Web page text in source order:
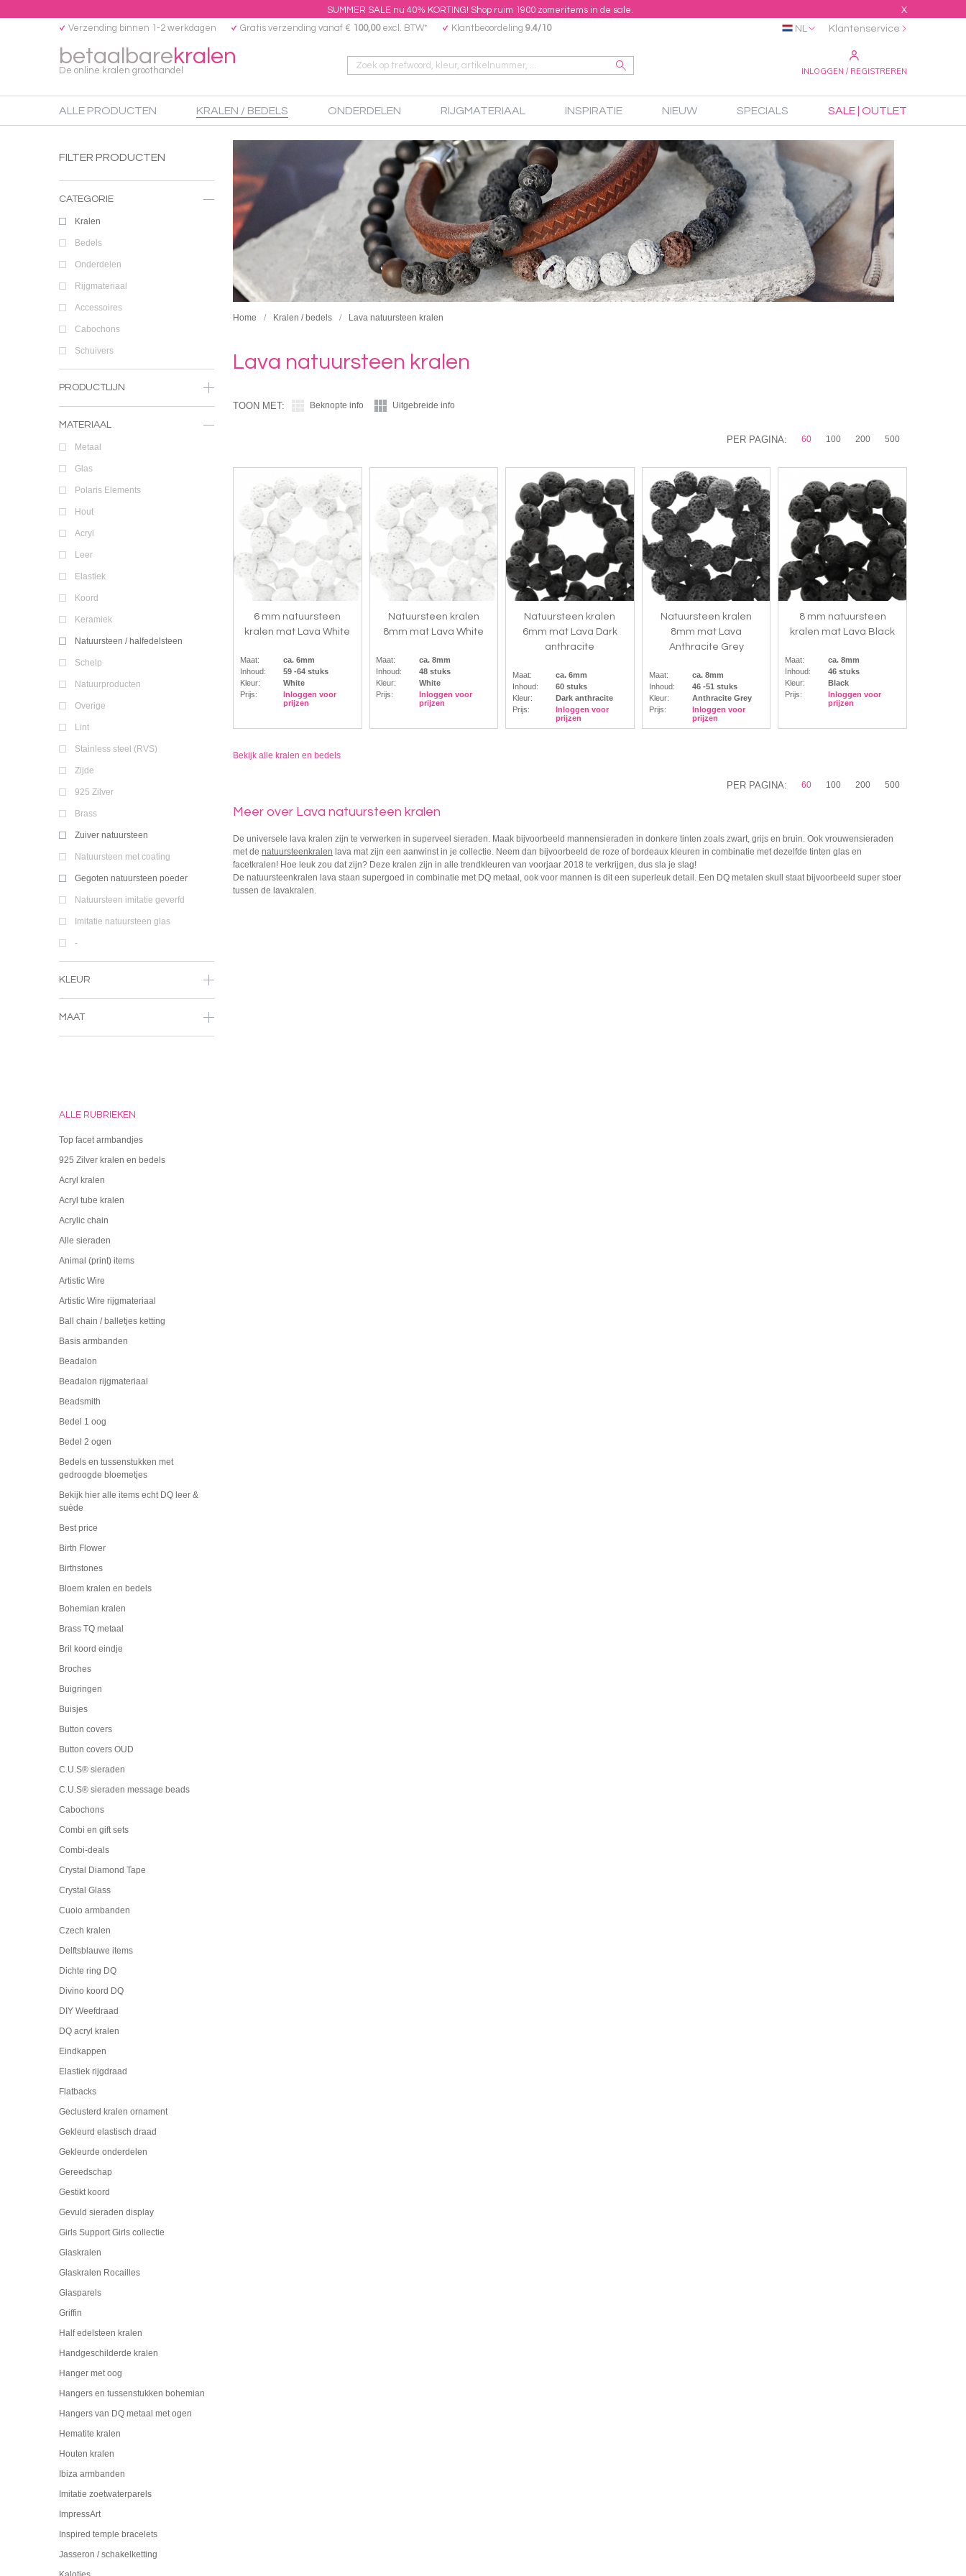
SUMMER SALE nu 40% KORTING! Shop ruim 1900 zomeritems in de sale. X
betaalbarekralen
De online kralen groothandel
Verzending binnen 1-2 werkdagen Gratis verzending vanaf € 100,00excl. BTW* Klantbeoordeling 9.4/10
INLOGGEN / REGISTREREN
NL Klantenservice
ALLE PRODUCTEN KRALEN / BEDELS ONDERDELEN RIJGMATERIAAL INSPIRATIE NIEUW SPECIALS SALE | OUTLET
FILTER PRODUCTEN
CATEGORIE
Kralen
Bedels
Onderdelen
Rijgmateriaal
Accessoires
Cabochons
Schuivers
PRODUCTLIJN
MATERIAAL
Metaal
Glas
Polaris Elements
Hout
Acryl
Leer
Elastiek
Koord
Keramiek
Natuursteen / halfedelsteen
Schelp
Natuurproducten
Overige
Lint
Stainless steel (RVS)
Zijde
925 Zilver
Brass
Zuiver natuursteen
Natuursteen met coating
Gegoten natuursteen poeder
Natuursteen imitatie geverfd
Imitatie natuursteen glas
-
KLEUR
MAAT
ALLE RUBRIEKEN
Top facet armbandjes
925 Zilver kralen en bedels
Acryl kralen
Acryl tube kralen
Acrylic chain
Alle sieraden
Animal (print) items
Artistic Wire
Artistic Wire rijgmateriaal
Ball chain / balletjes ketting
Basis armbanden
Beadalon
Beadalon rijgmateriaal
Beadsmith
Bedel 1 oog
Bedel 2 ogen
Bedels en tussenstukken met
gedroogde bloemetjes
Bekijk hier alle items echt DQ leer &
suède
Best price
Birth Flower
Birthstones
Bloem kralen en bedels
Bohemian kralen
Brass TQ metaal
Bril koord eindje
Broches
Buigringen
Buisjes
Button covers
Button covers OUD
C.U.S® sieraden
C.U.S® sieraden message beads
Cabochons
Combi en gift sets
Combi-deals
Crystal Diamond Tape
Crystal Glass
Cuoio armbanden
Czech kralen
Delftsblauwe items
Dichte ring DQ
Divino koord DQ
DIY Weefdraad
DQ acryl kralen
Eindkappen
Elastiek rijgdraad
Flatbacks
Geclusterd kralen ornament
Gekleurd elastisch draad
Gekleurde onderdelen
Gereedschap
Gestikt koord
Gevuld sieraden display
Girls Support Girls collectie
Glaskralen
Glaskralen Rocailles
Glasparels
Griffin
Half edelsteen kralen
Handgeschilderde kralen
Hanger met oog
Hangers en tussenstukken bohemian
Hangers van DQ metaal met ogen
Hematite kralen
Houten kralen
Ibiza armbanden
Imitatie zoetwaterparels
ImpressArt
Inspired temple bracelets
Jasseron / schakelketting
Home Kralen / bedels Lava natuursteen kralen
Lava natuursteen kralen
TOON MET: Beknopte info Uitgebreide info
PER PAGINA: 60 100 200 500
6 mm natuursteen
kralen mat Lava White
Maat:
ca. 6mm
Inhoud:
59 -64 stuks
Kleur:
White
Prijs:
Inloggen voor
prijzen
Natuursteen kralen
8mm mat Lava White
Maat:
ca. 8mm
Inhoud:
48 stuks
Kleur:
White
Prijs:
Inloggen voor
prijzen
Natuursteen kralen
6mm mat Lava Dark
anthracite
Maat:
ca. 6mm
Inhoud:
60 stuks
Kleur:
Dark anthracite
Prijs:
Inloggen voor
prijzen
Natuursteen kralen
8mm mat Lava
Anthracite Grey
Maat:
ca. 8mm
Inhoud:
46 -51 stuks
Kleur:
Anthracite Grey
Prijs:
Inloggen voor
prijzen
8 mm natuursteen
kralen mat Lava Black
Maat:
ca. 8mm
Inhoud:
46 stuks
Kleur:
Black
Prijs:
Inloggen voor
prijzen
Bekijk alle kralen en bedels
60 100 200 500
PER PAGINA:
Meer over Lava natuursteen kralen
De universele lava kralen zijn te verwerken in superveel sieraden. Maak bijvoorbeeld mannensieraden in donkere tinten zoals zwart, grijs en bruin. Ook vrouwensieraden
met de natuursteenkralen lava mat zijn een aanwinst in je collectie. Neem dan bijvoorbeeld de roze of bordeaux kleuren in combinatie met dezelfde tinten glas en
facetkralen! Hoe leuk zou dat zijn? Deze kralen zijn in alle trendkleuren van voorjaar 2018 te verkrijgen, dus sla je slag!
De natuursteenkralen lava staan supergoed in combinatie met DQ metaal, ook voor mannen is dit een superleuk detail. Een DQ metalen skull staat bijvoorbeeld super stoer
tussen de lavakralen.